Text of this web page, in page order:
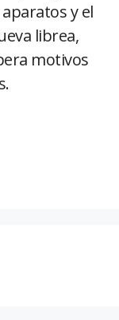
y el
librea,
motivos